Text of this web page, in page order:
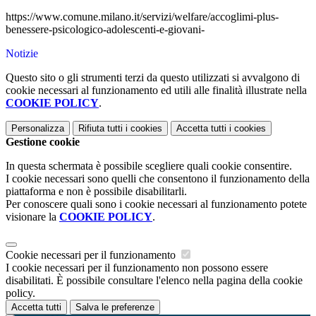
https://www.comune.milano.it/servizi/welfare/accoglimi-plus-
benessere-psicologico-adolescenti-e-giovani-
Notizie
Questo sito o gli strumenti terzi da questo utilizzati si avvalgono di
cookie necessari al funzionamento ed utili alle finalità illustrate nella
COOKIE POLICY.
Personalizza Rifiuta tutti i cookies Accetta tutti i cookies
Gestione cookie
In questa schermata è possibile scegliere quali cookie consentire.
I cookie necessari sono quelli che consentono il funzionamento della
piattaforma e non è possibile disabilitarli.
Per conoscere quali sono i cookie necessari al funzionamento potete
visionare la COOKIE POLICY.
Cookie necessari per il funzionamento
I cookie necessari per il funzionamento non possono essere
disabilitati. È possibile consultare l'elenco nella pagina della cookie
policy.
Accetta tutti Salva le preferenze